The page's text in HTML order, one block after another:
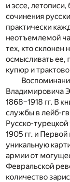
и эссе,
сочинения
практически
неотъемлемой
тех, кто склонен
осмысливать ее,
купюр и
Владимировича
1868–1918 гг. В
службы в лейб-
Русско-турецкой
1905 гг. и
уникальную
армии от
Февральской
количество